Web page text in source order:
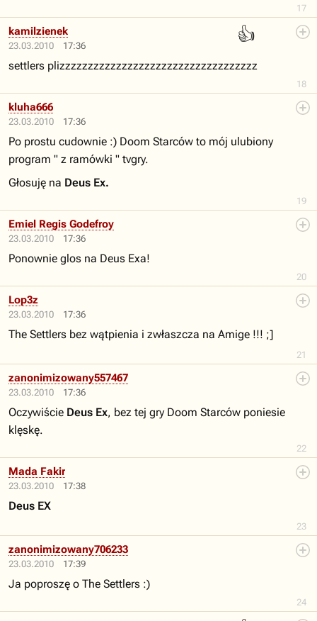
17
23.03.2010 17:36
👍
18
kamilzienek
settlers plizzzzzzzzzzzzzzzzzzzzzzzzzzzzzzzzzzz
23.03.2010 17:36
19
kluha666
Po prostu cudownie :) Doom Starców to mój ulubiony
program " z ramówki " tvgry.
Głosuję na Deus Ex.
23.03.2010 17:36
20
Emiel Regis Godefroy
Ponownie glos na Deus Exa!
23.03.2010 17:36
21
Lop3z
The Settlers bez wątpienia i zwłaszcza na Amige !!! ;]
23.03.2010 17:36
22
zanonimizowany557467
Oczywiście Deus Ex, bez tej gry Doom Starców poniesie
klęskę.
23.03.2010 17:38
23
Mada Fakir
Deus EX
23.03.2010 17:39
24
zanonimizowany706233
Ja poproszę o The Settlers :)